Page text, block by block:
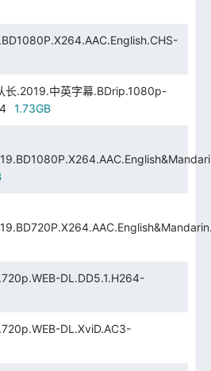
长.2019.中英字幕.BDrip.1080p-
1.73GB
DL.DD5.1.H264-
DL.XviD.AC3-